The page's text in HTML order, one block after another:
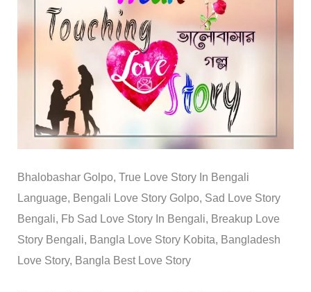
Bhalobashar Golpo, True Love Story In Bengali
Language, Bengali Love Story Golpo, Sad Love Story
Bengali, Fb Sad Love Story In Bengali, Breakup Love
Story Bengali, Bangla Love Story Kobita, Bangladesh
Love Story, Bangla Best Love Story